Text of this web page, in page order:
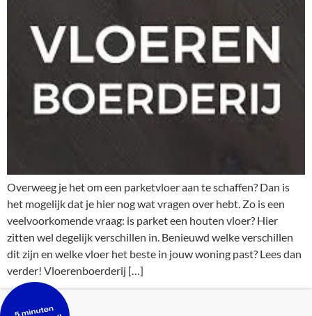
Overweeg je het om een parketvloer aan te schaffen? Dan is
het mogelijk dat je hier nog wat vragen over hebt. Zo is een
veelvoorkomende vraag: is parket een houten vloer? Hier
zitten wel degelijk verschillen in. Benieuwd welke verschillen
dit zijn en welke vloer het beste in jouw woning past? Lees dan
verder! Vloerenboerderij […]